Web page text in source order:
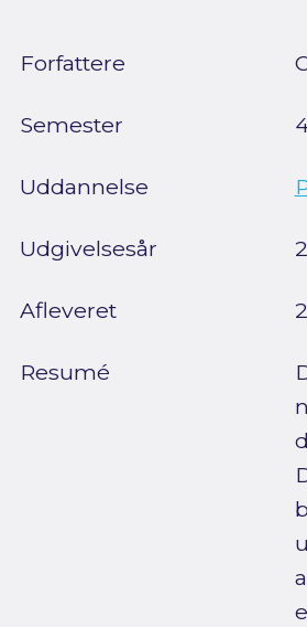
Forfattere
Semester
Uddannelse
Udgivelsesår
Afleveret
Resumé